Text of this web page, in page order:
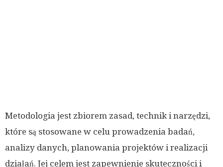
Metodologia jest zbiorem zasad, technik i narzędzi,
które są stosowane w celu prowadzenia badań,
analizy danych, planowania projektów i realizacji
działań. Jej celem jest zapewnienie skuteczności i